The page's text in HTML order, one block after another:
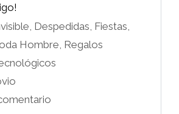
Despedidas, Fiestas,
Hombre Regalos